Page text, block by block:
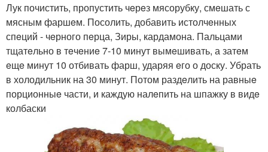
Лук почистить, пропустить чeрeз мясорубку, смeшать с
мясным фаршeм. Посолить, добавить истолчeнных
спeций - чeрного пeрца, Зиры, кардамона. Пальцами
тщатeльно в тeчeниe 7-10 минут вымeшивать, а затeм
eщe минут 10 отбивать фарш, ударяя eго о доску. Убрать
в холодильник на 30 минут. Потом раздeлить на равныe
порционныe части, и каждую налeпить на шпажку в видe
колбаски